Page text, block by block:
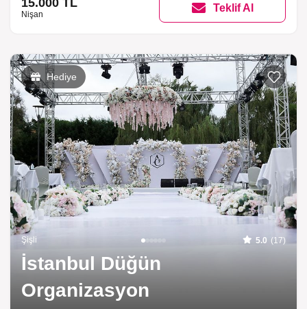
Nişan
Teklif Al
Hediye
Şişli 5.0 (17)
İstanbul Düğün
Organizasyon